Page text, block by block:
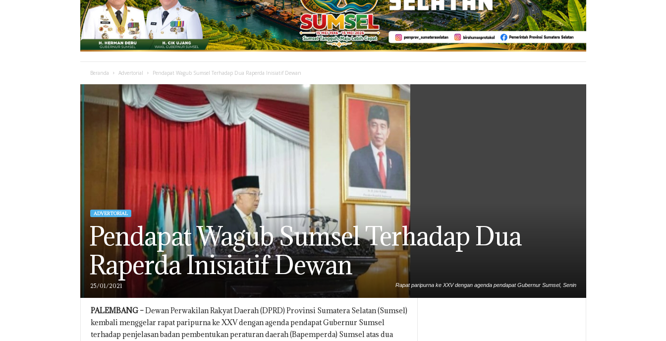
Beranda Advertorial Pendapat Wagub Sumsel Terhadap Dua Raperda Inisiatif Dewan
Rapat paripurna ke XXV dengan agenda pendapat Gubernur Sumsel, Senin
ADVERTORIAL
Pendapat Wagub Sumsel Terhadap Dua
Raperda Inisiatif Dewan
25/01/2021
PALEMBANG –Dewan Perwakilan Rakyat Daerah (DPRD) Provinsi Sumatera Selatan (Sumsel)
kembali menggelar rapat paripurna ke XXV dengan agenda pendapat Gubernur Sumsel
terhadap penjelasan badan pembentukan peraturan daerah (Bapemperda) Sumsel atas dua